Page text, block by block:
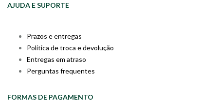
AJUDA E SUPORTE
Prazos e entregas
Política de troca e devolução
Entregas em atraso
Perguntas frequentes
FORMAS DE PAGAMENTO